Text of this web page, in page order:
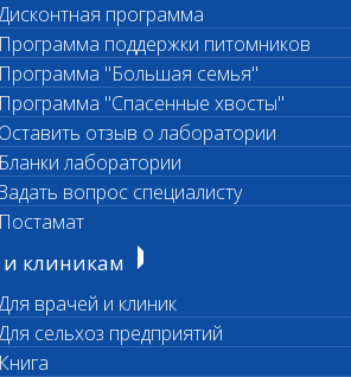
программа
Программа поддержки питомников
Программа "Большая семья"
Программа "Спасенные хвосты"
Оставить отзыв о лаборатории
Бланки лаборатории
вопрос специалисту
Постамат
клиникам
врачей и клиник
сельхоз предприятий
Книга
выполнение исследования